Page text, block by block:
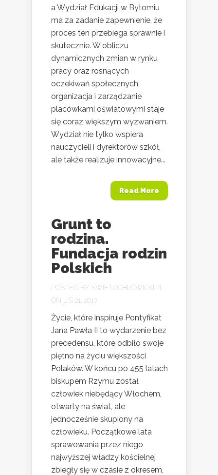
a Wydział Edukacji w Bytomiu
ma za zadanie zapewnienie, że
proces ten przebiega sprawnie i
skutecznie. W obliczu
dynamicznych zmian w rynku
pracy oraz rosnących
oczekiwań społecznych,
organizacja i zarządzanie
placówkami oświatowymi staje
się coraz większym wyzwaniem.
Wydział nie tylko wspiera
nauczycieli i dyrektorów szkół,
ale także realizuje innowacyjne...
Read More
Grunt to
rodzina.
Fundacja rodzin
Polskich
POSTED BY SWIETOCHLOWICKI.PL
ON LIS 21, 2017
Życie, które inspiruje Pontyfikat
Jana Pawła II to wydarzenie bez
precedensu, które odbiło swoje
piętno na życiu większości
Polaków. W końcu po 455 latach
biskupem Rzymu został
człowiek niebędący Włochem,
otwarty na świat, ale
jednocześnie skupiony na
człowieku. Początkowe lata
sprawowania przez niego
najwyższej władzy kościelnej
zbiegły się w czasie z okresem,